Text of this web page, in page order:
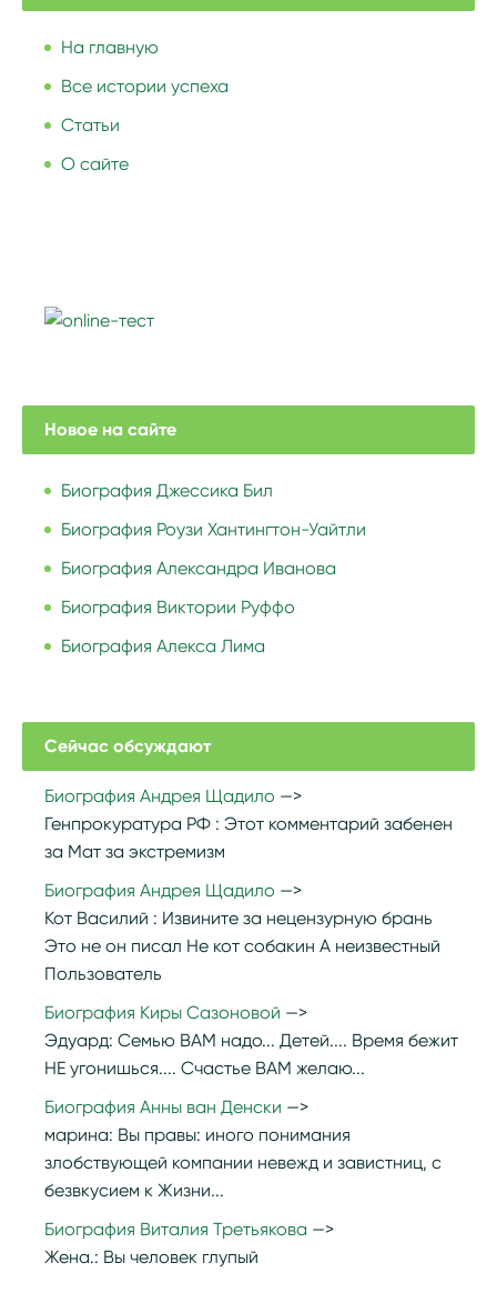
На главную
Все истории успеха
Статьи
О сайте
Новое на сайте
Биография Джессика Бил
Биография Роузи Хантингтон-Уайтли
Биография Александра Иванова
Биография Виктории Руффо
Биография Алекса Лима
Сейчас обсуждают
Биография Андрея Щадило
Генпрокуратура РФ : Этот комментарий забенен
за Мат за экстремизм
Биография Андрея Щадило
Кот Василий : Извините за нецензурную брань
Это не он писал Не кот собакин А неизвестный
Пользователь
Биография Киры Сазоновой
Эдуард: Семью ВАМ надо... Детей.... Время бежит
НЕ угонишься.... Счастье ВАМ желаю...
Биография Анны ван Денски
марина: Вы правы: иного понимания
злобствующей компании невежд и завистниц, с
безвкусием к Жизни...
Биография Виталия Третьякова
Жена.: Вы человек глупый